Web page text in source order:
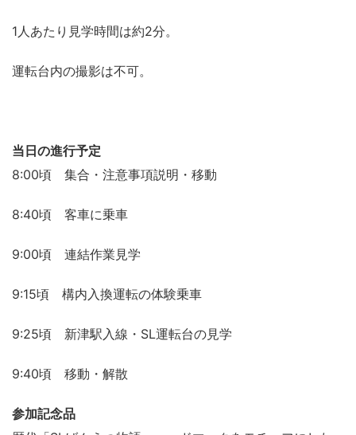
1人あたり見学時間は約2分。
運転台内の撮影は不可。
当日の進行予定
8:00頃 集合・注意事項説明・移動
8:40頃 客車に乗車
9:00頃 連結作業見学
9:15頃 構内入換運転の体験乗車
9:25頃 新津駅入線・SL運転台の見学
9:40頃 移動・解散
参加記念品